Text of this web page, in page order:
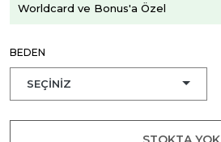
Worldcard ve Bonus'a Özel
BEDEN